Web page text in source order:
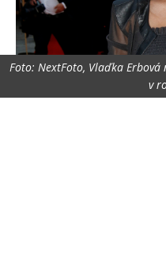
Foto: NextFoto, Vlaďka
v